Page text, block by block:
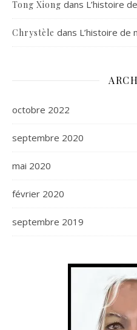
Tong Xiong dans L’histoire
Chrystèle dans L’histoire de
octobre 2022
septembre 2020
mai 2020
février 2020
septembre 2019